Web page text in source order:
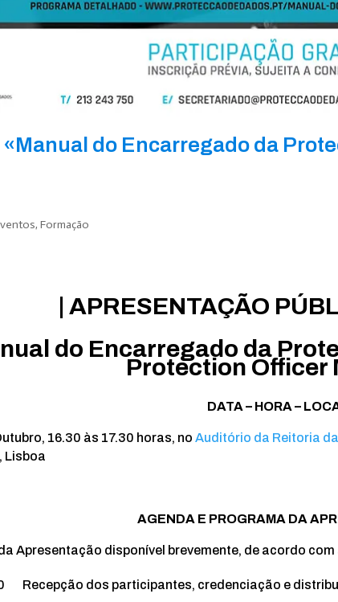
do Encarregado da
,Formação
| APRESENTAÇÃO
do Encarregado da
Protection Officer
DATA – HORA –
16.30 às 17.30 horas, no Auditório da Reitoria
Lisboa
AGENDA E PROGRAMA DA
Apresentação disponível brevemente, de acordo
Recepção dos participantes, credenciação e